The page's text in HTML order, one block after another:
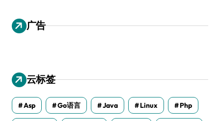
广告
云标签
Asp Go语言 Java Linux Php